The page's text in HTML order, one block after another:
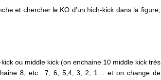
et chercher le KO d’un hich-kick dans la figure,
ou middle kick (on enchaine 10 middle kick très
8, etc.. 7, 6, 5,4, 3, 2, 1… et on change de